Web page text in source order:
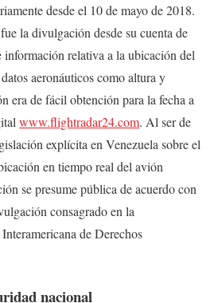
desde el 10 de mayo de 2018.
la divulgación desde su cuenta de
información relativa a la ubicación del
aeronáuticos como altura y
era de fácil obtención para la fecha a
www.flightradar24.com. Al ser de
explícita en Venezuela sobre el
en tiempo real del avión
se presume pública de acuerdo con
consagrado en la
de Derechos
nacional